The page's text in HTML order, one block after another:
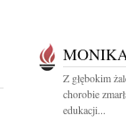
Z głębokim
chorobie
edukacji...